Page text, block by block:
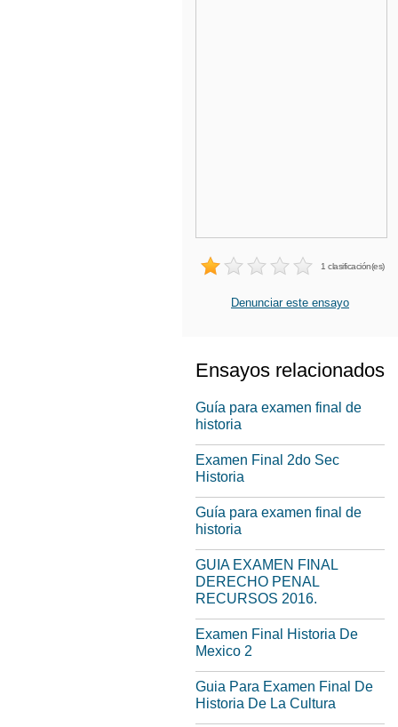
1 clasificación(es)
Denunciar este ensayo
Ensayos relacionados
Guía para examen final de
historia
Examen Final 2do Sec
Historia
Guía para examen final de
historia
GUIA EXAMEN FINAL
DERECHO PENAL
RECURSOS 2016.
Examen Final Historia De
Mexico 2
Guia Para Examen Final De
Historia De La Cultura